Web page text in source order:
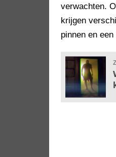
verwachten.
krijgen
pinnen en